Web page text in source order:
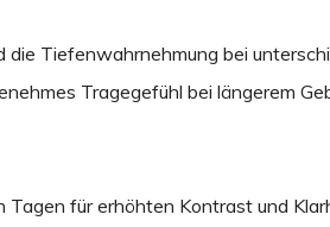
Tiefenwahrnehmung bei
Tragegefühl bei längerem
für erhöhten Kontrast und